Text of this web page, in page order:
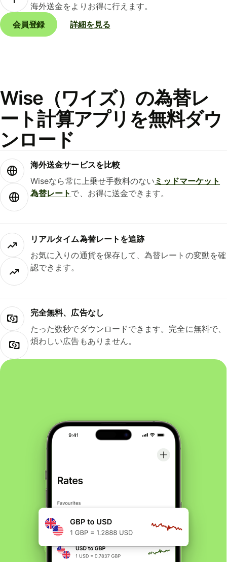
海外送金をよりお得に行えます。
会員登録
詳細を見る
Wise（ワイズ）の為替レ
ート計算アプリを無料ダウ
ンロード
海外送金サービスを比較
Wiseなら常に上乗せ手数料のない ミッドマーケット
為替レート で、お得に送金できます。
リアルタイム為替レートを追跡
お気に入りの通貨を保存して、為替レートの変動を確
認できます。
完全無料、広告なし
たった数秒でダウンロードできます。完全に無料で、
煩わしい広告もありません。